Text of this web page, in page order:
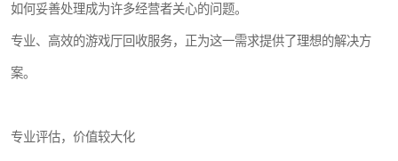
如何妥善处理成为许多经营者关心的问题。
专业、高效的游戏厅回收服务，正为这一需求提供了理想的解决方
案。
专业评估，价值较大化